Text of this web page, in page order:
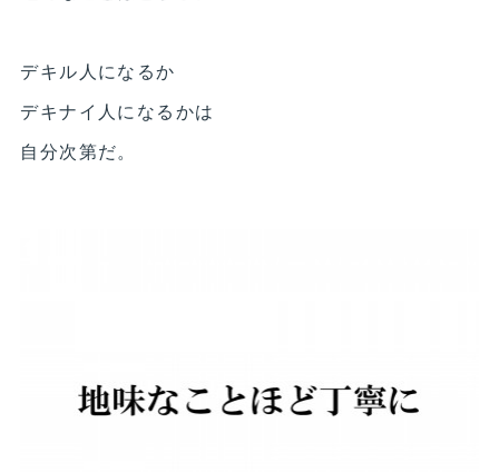
デキル人になるか
デキナイ人になるかは
自分次第だ。